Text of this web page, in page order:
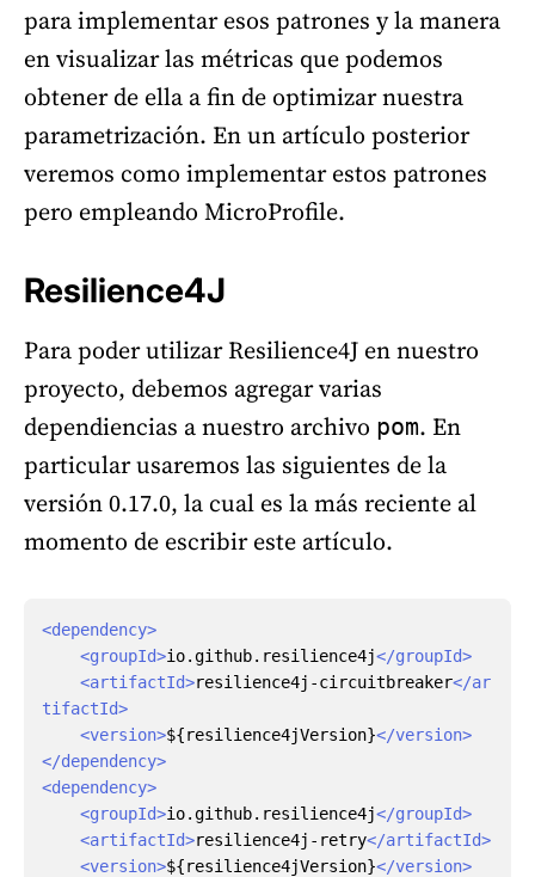
para implementar esos patrones y la manera
en visualizar las métricas que podemos
obtener de ella a fin de optimizar nuestra
parametrización. En un artículo posterior
veremos como implementar estos patrones
pero empleando MicroProfile.
Resilience4J
Para poder utilizar Resilience4J en nuestro
proyecto, debemos agregar varias
dependiencias a nuestro archivo pom. En
particular usaremos las siguientes de la
versión 0.17.0, la cual es la más reciente al
momento de escribir este artículo.
<dependency>
<groupId>io.github.resilience4j</groupId>
<artifactId>resilience4j-circuitbreaker</ar
tifactId>
<version>${resilience4jVersion}</version>
</dependency>
<dependency>
<groupId>io.github.resilience4j</groupId>
<artifactId>resilience4j-retry</artifactId>
<version>${resilience4jVersion}</version>